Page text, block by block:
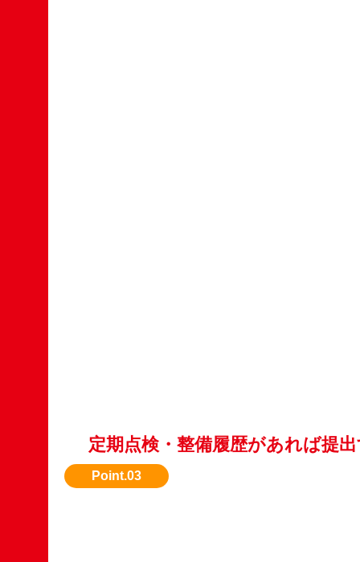
定期点検・整備履歴があれば提
メンテナンス記録があると安心感があり、評